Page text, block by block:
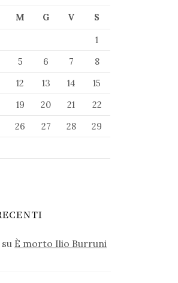
M G V
S
1
5 6 7
8
12 13 14
15
19 20 21
22
26 27 28
29
su È morto Ilio Burruni